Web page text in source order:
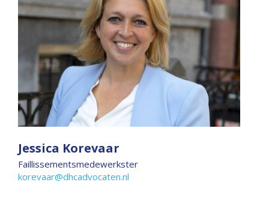
Jessica Korevaar
Faillissementsmedewerkster
korevaar@dhcadvocaten.nl